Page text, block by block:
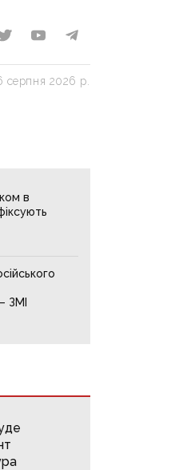
серпня 2026 р.
в
ЗМІ